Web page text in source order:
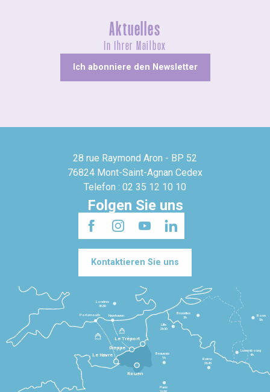
Aktuelles
In Ihrer Mailbox
Ich abonniere den Newsletter
28 rue Raymond Aron - BP 52
76824 Mont-Saint-Agnan Cedex
Telefon : 02 35 12 10 10
Folgen Sie uns
Kontaktieren Sie uns
Le Havre
Dieppe
Le Tréport
Paris
1h30
Beauvais
1h
Reims
2h45
Lille
2h30
Bruxelles
3h
Londres
3h30
Newhaven
Portsmouth
Bonn
5h
Luxembourg
4h
Rouen